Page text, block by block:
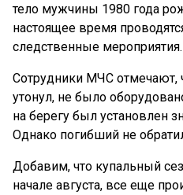
тело мужчины 1980 года
настоящее время
следственные мероприятия.
Сотрудники МЧС отмечают,
утонул, не было
на берегу был установлен
Однако погибший не
Добавим, что купальный
начале августа, все еще